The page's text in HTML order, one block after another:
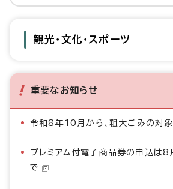
観光・文化・スポーツ
重要なお知らせ
令和8年10月から、粗大ごみの対
プレミアム付電子商品券の申込は8
で